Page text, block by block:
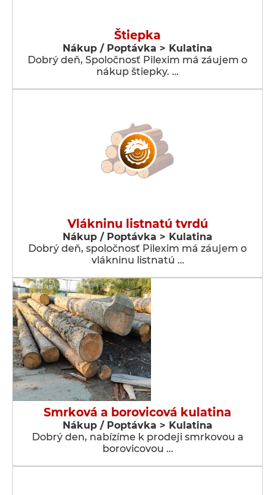
Štiepka
Nákup / Poptávka > Kulatina
Dobrý deň, Spoločnosť Pilexim má záujem o
nákup štiepky. …
Vlákninu listnatú tvrdú
Nákup / Poptávka > Kulatina
Dobrý deň, spoločnosť Pilexim má záujem o
vlákninu listnatú …
Smrková a borovicová kulatina
Nákup / Poptávka > Kulatina
Dobrý den, nabízíme k prodeji smrkovou a
borovicovou …